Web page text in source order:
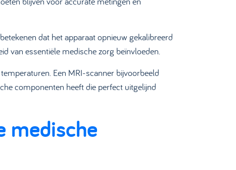
dat het apparaat opnieuw gekalibreerd
van essentiële medische zorg beïnvloeden.
Een MRI-scanner bijvoorbeeld
componenten heeft die perfect uitgelijnd
medische